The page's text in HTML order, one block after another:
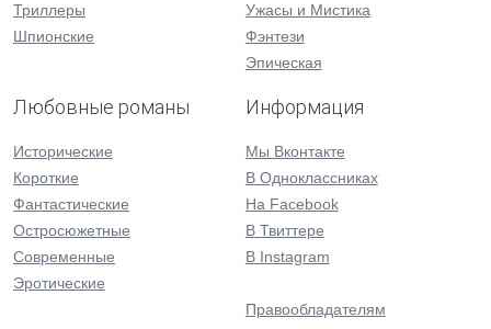
Триллеры
Шпионские
Ужасы и Мистика
Фэнтези
Эпическая
Любовные романы
Исторические
Короткие
Фантастические
Остросюжетные
Современные
Эротические
Информация
Мы Вконтакте
В Одноклассниках
На Facebook
В Твиттере
В Instagram
Правообладателям